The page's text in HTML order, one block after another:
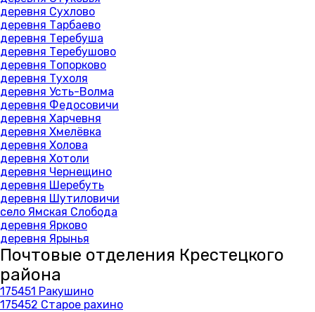
деревня Сухлово
деревня Тарбаево
деревня Теребуша
деревня Теребушово
деревня Топорково
деревня Тухоля
деревня Усть-Волма
деревня Федосовичи
деревня Харчевня
деревня Хмелёвка
деревня Холова
деревня Хотоли
деревня Чернещино
деревня Шеребуть
деревня Шутиловичи
село Ямская Слобода
деревня Ярково
деревня Ярынья
Почтовые отделения Крестецкого
района
175451 Ракушино
175452 Старое рахино